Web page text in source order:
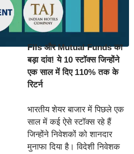
FIIs और Mutual Funds का
बड़ा दांव! ये 10 स्टॉक्स जिन्होंने
एक साल में दिए 110% तक के
रिटर्न
भारतीय शेयर बाजार में पिछले एक
साल में कई ऐसे स्टॉक्स रहे हैं
जिन्होंने निवेशकों को शानदार
मुनाफा दिया है। विदेशी निवेशक